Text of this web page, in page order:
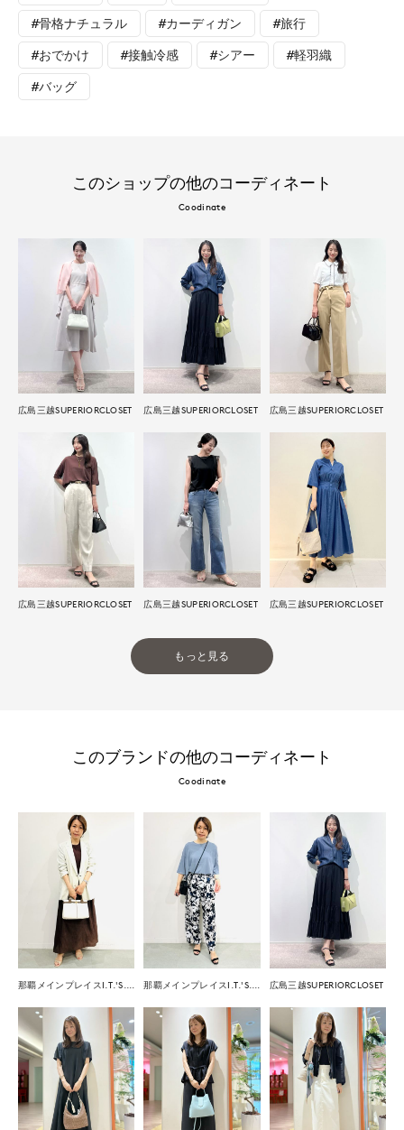
#骨格ナチュラル #カーディガン #旅行
#おでかけ #接触冷感 #シアー #軽羽織
#バッグ
このショップの他のコーディネート
Coodinate
広島三越SUPERIORCLOSET 広島三越SUPERIORCLOSET 広島三越SUPERIORCLOSET
広島三越SUPERIORCLOSET 広島三越SUPERIORCLOSET 広島三越SUPERIORCLOSET
もっと見る
このブランドの他のコーディネート
Coodinate
広島三越SUPERIORCLOSET